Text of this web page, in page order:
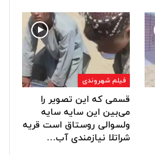
فیلم شهروندی
قسمی که این تصویر را
می‌بین این سایه سایه
ولسوالی روستاق است قریه
شراتلا نیازمندی آب…